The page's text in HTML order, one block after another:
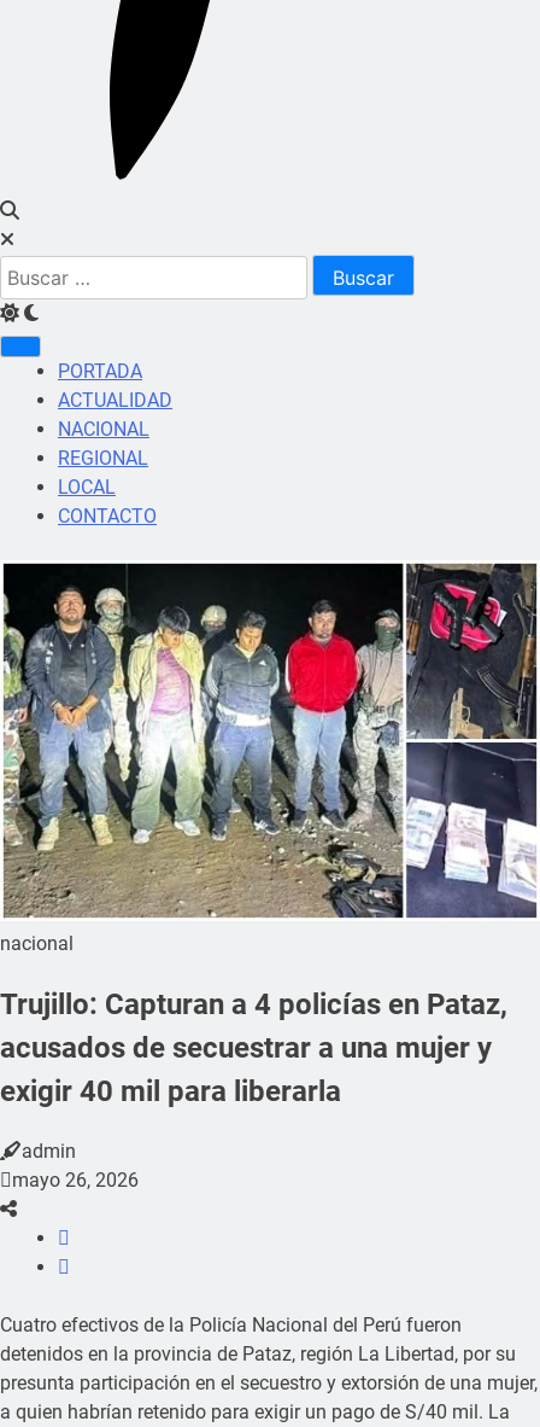
Buscar:
PORTADA
ACTUALIDAD
NACIONAL
REGIONAL
LOCAL
CONTACTO
nacional
Trujillo: Capturan a 4 policías en Pataz,
acusados de secuestrar a una mujer y
exigir 40 mil para liberarla
admin
mayo 26, 2026
Cuatro efectivos de la Policía Nacional del Perú fueron
detenidos en la provincia de Pataz, región La Libertad, por su
presunta participación en el secuestro y extorsión de una mujer,
a quien habrían retenido para exigir un pago de S/40 mil. La